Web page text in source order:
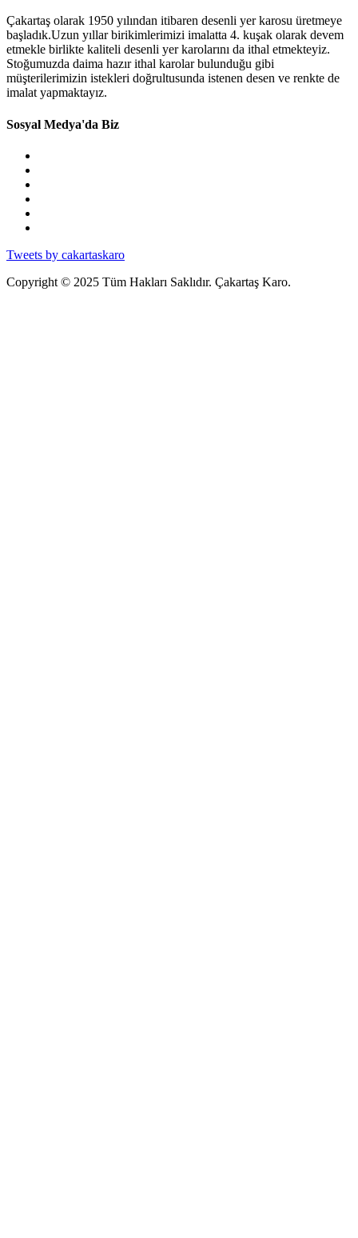
Çakartaş olarak 1950 yılından itibaren desenli yer karosu üretmeye
başladık.Uzun yıllar birikimlerimizi imalatta 4. kuşak olarak devem
etmekle birlikte kaliteli desenli yer karolarını da ithal etmekteyiz.
Stoğumuzda daima hazır ithal karolar bulunduğu gibi
müşterilerimizin istekleri doğrultusunda istenen desen ve renkte de
imalat yapmaktayız.
Sosyal Medya'da Biz
Tweets by cakartaskaro
Copyright © 2025 Tüm Hakları Saklıdır. Çakartaş Karo.